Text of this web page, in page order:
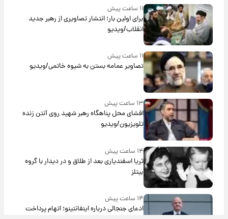
۱۱ ساعت پیش
برای اولین بار؛ انتشار تصاویری از رهبر جدید
انقلاب/ویدیو
۱۱ ساعت پیش
تصاویر عمامه بستن به شیوه خاتمی/ویدیو
۱۳ ساعت پیش
افشای محل پناهگاه‌ رهبر شهید روی آنتن زنده
تلویزیون/ویدیو
۱۴ ساعت پیش
ثریا اسفندیاری بعد از طلاق و در دیدار با گروه
بیتلز
۱۴ ساعت پیش
ادعای جنجالی درباره اینفانتینو؛ اتهام پرداخت